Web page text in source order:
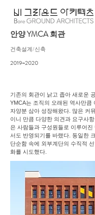
​안양 YMCA 회관
​건축설계/신축
2019~2020
기존의 회관이 낡고 좁아 새로운
YMCA는 조직의 오래된 역사만큼
자양분 삼아 성장해왔다. 많은 커
이니 만큼 다양한 의견과 요구사
은 사람들과 구성원들로 이루어진
서도 반영되기를 바랬다. 동일한
단순함 속에 외부계단의 수직적
화를 시도했다.